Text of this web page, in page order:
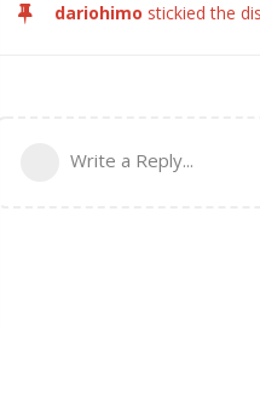
dariohimo stickied the
Write a Reply...